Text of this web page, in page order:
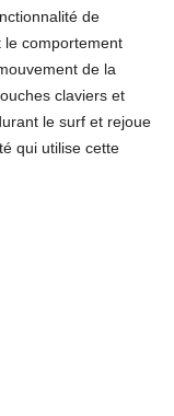
de
le comportement
de la
claviers et
le surf et rejoue
qui utilise cette